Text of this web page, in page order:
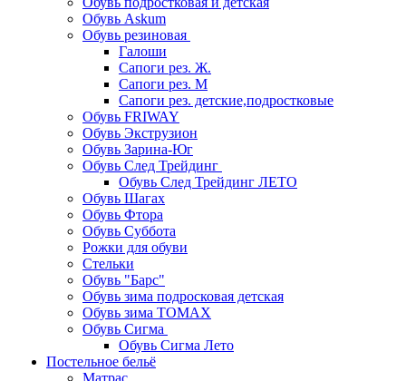
Обувь Askum
Обувь резиновая
Галоши
Сапоги рез. Ж.
Сапоги рез. М
Сапоги рез. детские,подростковые
Обувь FRIWAY
Обувь Экструзион
Обувь Зарина-Юг
Обувь След Трейдинг
Обувь След Трейдинг ЛЕТО
Обувь Шагах
Обувь Фтора
Обувь Суббота
Рожки для обуви
Стельки
Обувь "Барс"
Обувь зима подросковая детская
Обувь зима ТОМАХ
Обувь Сигма
Обувь Сигма Лето
Постельное бельё
Матрас